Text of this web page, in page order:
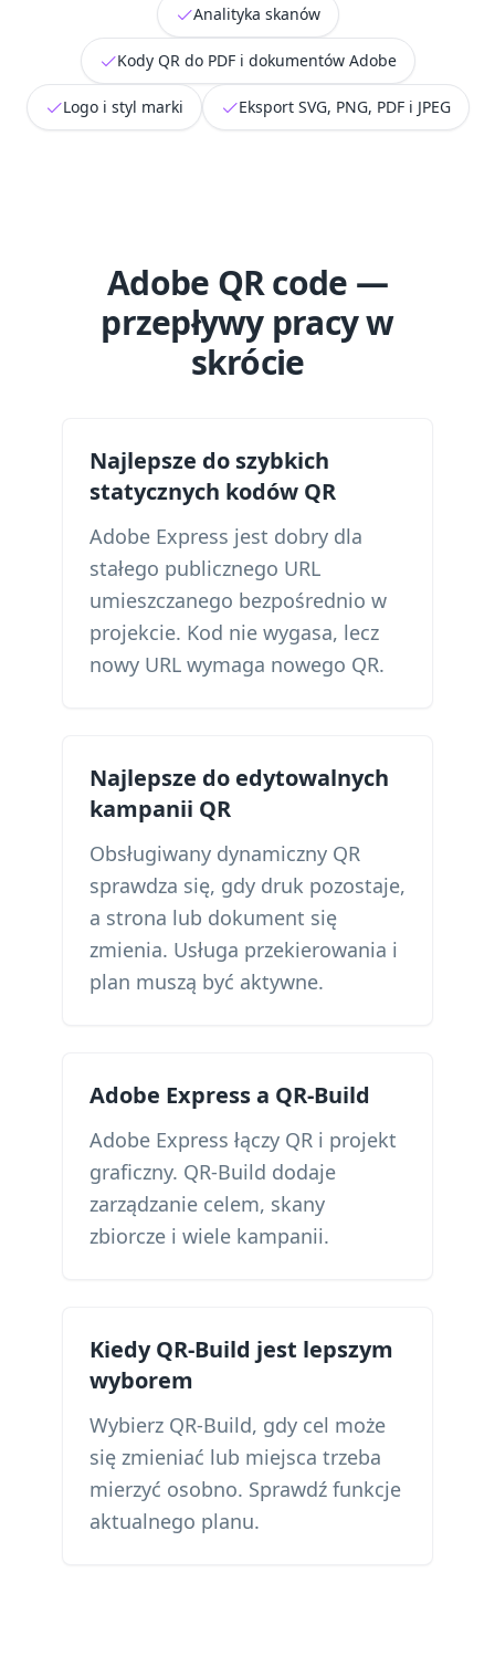
Analityka skanów
Kody QR do PDF i dokumentów Adobe
Logo i styl marki Eksport SVG, PNG, PDF i JPEG
Adobe QR code —
przepływy pracy w
skrócie
Najlepsze do szybkich
statycznych kodów QR
Adobe Express jest dobry dla
stałego publicznego URL
umieszczanego bezpośrednio w
projekcie. Kod nie wygasa, lecz
nowy URL wymaga nowego QR.
Najlepsze do edytowalnych
kampanii QR
Obsługiwany dynamiczny QR
sprawdza się, gdy druk pozostaje,
a strona lub dokument się
zmienia. Usługa przekierowania i
plan muszą być aktywne.
Adobe Express a QR-Build
Adobe Express łączy QR i projekt
graficzny. QR-Build dodaje
zarządzanie celem, skany
zbiorcze i wiele kampanii.
Kiedy QR-Build jest lepszym
wyborem
Wybierz QR-Build, gdy cel może
się zmieniać lub miejsca trzeba
mierzyć osobno. Sprawdź funkcje
aktualnego planu.